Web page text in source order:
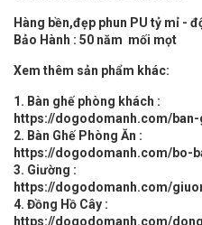
Hàng bền,đẹp phun PU tỷ mỉ -
Bảo Hành : 50 năm mối mọt
Xem thêm sản phẩm khác:
1. Bàn ghế phòng khách :
https://dogodomanh.com/
2. Bàn Ghế Phòng Ăn :
https://dogodomanh.com/bo-
3. Giường :
https://dogodomanh.com/
4. Đồng Hồ Cây :
https://dogodomanh.com/